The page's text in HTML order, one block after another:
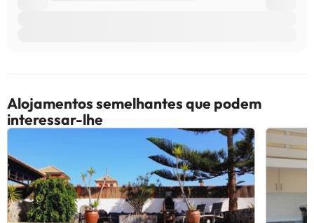
Alojamentos semelhantes que podem
interessar-lhe